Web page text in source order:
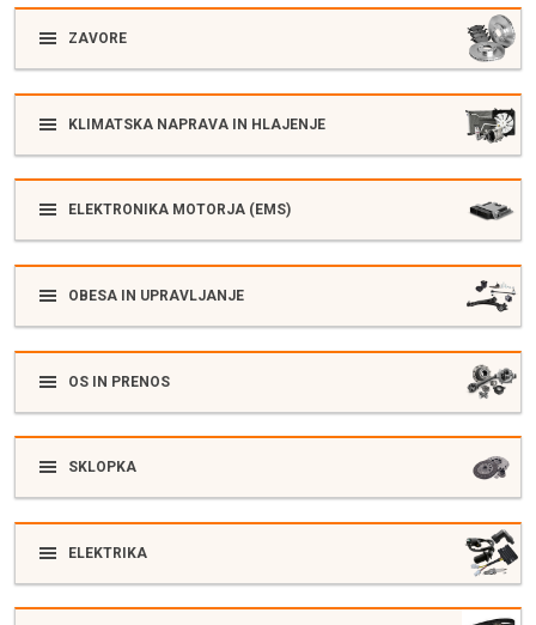
ZAVORE
KLIMATSKA NAPRAVA IN HLAJENJE
ELEKTRONIKA MOTORJA (EMS)
OBESA IN UPRAVLJANJE
OS IN PRENOS
SKLOPKA
ELEKTRIKA